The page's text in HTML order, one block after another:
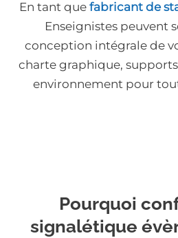
En tant que fabricant de
Enseignistes peuvent
conception intégrale de
charte graphique,
environnement pour
Pourquoi
signalétique